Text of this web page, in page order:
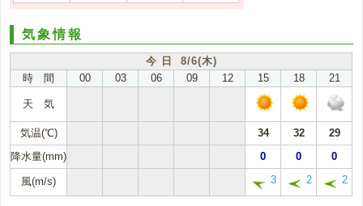
気象情報
今 日 8/6(木)
時 間
00 03 06 09 12 15 18 21
天 気
気温(℃) 34 32
29
降水量(mm)
0 0 0
風(m/s) 3 2 2